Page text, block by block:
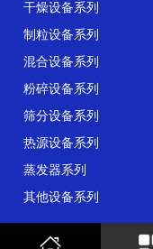
干燥设备系列
制粒设备系列
混合设备系列
粉碎设备系列
筛分设备系列
热源设备系列
蒸发器系列
其他设备系列